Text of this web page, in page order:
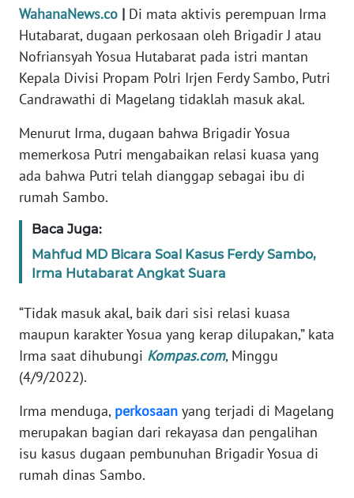
WahanaNews.co | Di mata aktivis perempuan Irma
Hutabarat, dugaan perkosaan oleh Brigadir J atau
Nofriansyah Yosua Hutabarat pada istri mantan
Kepala Divisi Propam Polri Irjen Ferdy Sambo, Putri
Candrawathi di Magelang tidaklah masuk akal.
Menurut Irma, dugaan bahwa Brigadir Yosua
memerkosa Putri mengabaikan relasi kuasa yang
ada bahwa Putri telah dianggap sebagai ibu di
rumah Sambo.
Baca Juga:
Mahfud MD Bicara Soal Kasus Ferdy Sambo,
Irma Hutabarat Angkat Suara
“Tidak masuk akal, baik dari sisi relasi kuasa
maupun karakter Yosua yang kerap dilupakan,” kata
Irma saat dihubungi Kompas.com, Minggu
(4/9/2022).
Irma menduga, perkosaan yang terjadi di Magelang
merupakan bagian dari rekayasa dan pengalihan
isu kasus dugaan pembunuhan Brigadir Yosua di
rumah dinas Sambo.
OPINI
EDITORIAL
Informasi
INDEKS
BERITA
KONTAK
INFO
IKLAN
TENTANG
MEDIA
REDAKSI
KARIR